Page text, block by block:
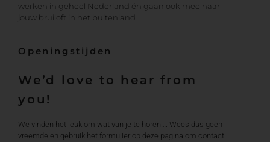
werken in geheel Nederland én gaan ook mee naar
jouw bruiloft in het buitenland.
Openingstijden
We’d love to hear from
you!
We vinden het leuk om wat van je te horen…. Wees dus geen
vreemde en gebruik het formulier op deze pagina om contact